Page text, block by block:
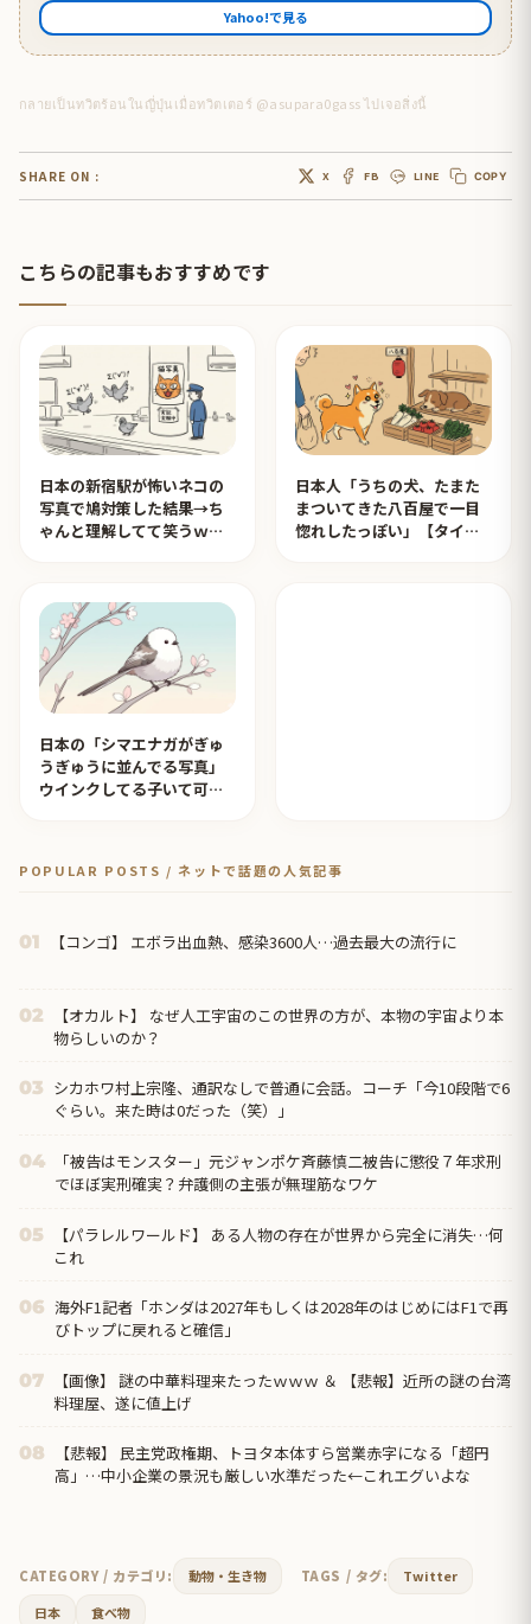
Yahoo!で見る
กลายเป็นทวิตร้อนในญี่ปุ่นเมื่อทวิตเตอร์ @asupara0gass ไปเจอสิ่งนี้
SHARE ON : X FB LINE COPY
こちらの記事もおすすめです
日本の新宿駅が怖いネコの
写真で鳩対策した結果→ち
ゃんと理解してて笑うｗｗ
日本人「うちの犬、たまた
まついてきた八百屋で一目
惚れしたっぽい」【タイ人
日本の「シマエナガがぎゅ
うぎゅうに並んでる写真」
ウインクしてる子いて可愛
POPULAR POSTS / ネットで話題の人気記事
01 【コンゴ】 エボラ出血熱、感染3600人…過去最大の流行に
02
【オカルト】 なぜ人工宇宙のこの世界の方が、本物の宇宙より本
物らしいのか？
03 シカホワ村上宗隆、通訳なしで普通に会話。コーチ「今10段階で6
ぐらい。来た時は0だった（笑）」
04
「被告はモンスター」元ジャンポケ斉藤慎二被告に懲役７年求刑
でほぼ実刑確実？弁護側の主張が無理筋なワケ
05
【パラレルワールド】 ある人物の存在が世界から完全に消失…何
これ
06 海外F1記者「ホンダは2027年もしくは2028年のはじめにはF1で再
びトップに戻れると確信」
07
【画像】 謎の中華料理来たったｗｗｗ ＆ 【悲報】近所の謎の台湾
料理屋、遂に値上げ
08
【悲報】 民主党政権期、トヨタ本体すら営業赤字になる「超円
高」…中小企業の景況も厳しい水準だった←これエグいよな
CATEGORY / カテゴリ: 動物・生き物 TAGS / タグ:
Twitter
日本
食べ物